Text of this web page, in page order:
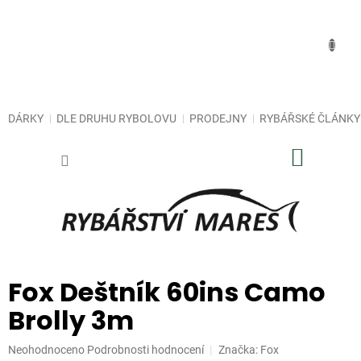
DÁRKY DLE DRUHU RYBOLOVU PRODEJNY RYBÁŘSKÉ ČLÁNKY
Fox Deštník 60ins Camo
Brolly 3m
Průměrné
Neohodnoceno Podrobnosti hodnocení Značka: Fox